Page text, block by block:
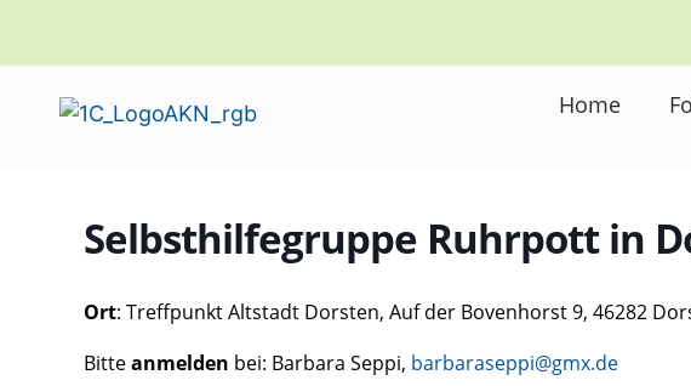
Home
Selbsthilfegruppe Ruhrpott in
Ort: Treffpunkt Altstadt Dorsten, Auf der Bovenhorst 9, 46282
Bitteanmelden bei: Barbara Seppi, barbaraseppi@gmx.de